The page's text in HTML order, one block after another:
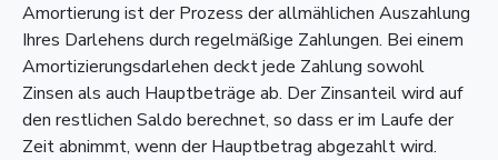
Amortierung ist der Prozess der allmählichen Auszahlung
Ihres Darlehens durch regelmäßige Zahlungen. Bei einem
Amortizierungsdarlehen deckt jede Zahlung sowohl
Zinsen als auch Hauptbeträge ab. Der Zinsanteil wird auf
den restlichen Saldo berechnet, so dass er im Laufe der
Zeit abnimmt, wenn der Hauptbetrag abgezahlt wird.